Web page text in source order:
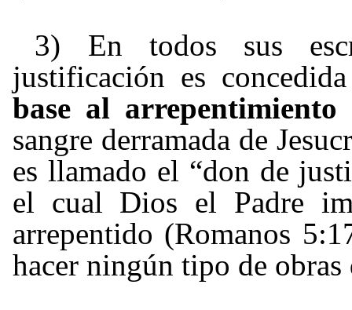
3) En todos sus
justificación es
base al
sangre derramada de
es llamado el “don de
el cual Dios el Padre
arrepentido (Romanos
hacer ningún tipo de